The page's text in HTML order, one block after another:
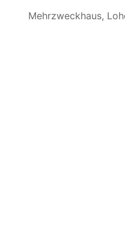
Mehrzweckhaus,